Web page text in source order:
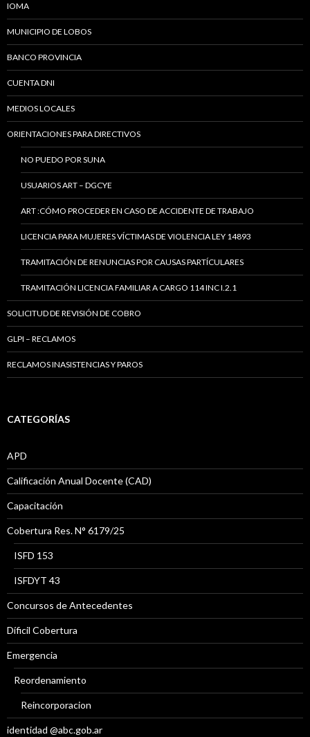
IOMA
MUNICIPIO DE LOBOS
BANCO PROVINCIA
CUENTA DNI
MEDIOS LOCALES
ORIENTACIONES PARA DIRECTIVOS
NO PUEDO POR SUNA
USUARIOS ART – DGCYE
ART :CÓMO PROCEDER EN CASO DE ACCIDENTE DE TRABAJO
LICENCIA PARA MUJERES VÍCTIMAS DE VIOLENCIA LEY 14893
TRAMITACIÓN DE RENUNCIAS POR CAUSAS PARTÍCULARES
TRAMITACIÓN LICENCIA FAMILIAR A CARGO 114 INC I.2.1
SOLICITUD DE REVISIÓN DE COBRO
GLPI – RECLAMOS
RECLAMOS INASISTENCIAS Y PAROS
CATEGORÍAS
APD
Calificación Anual Docente (CAD)
Capacitación
Cobertura Res. N° 6179/25
ISFD 153
ISFDYT 43
Concursos de Antecedentes
Díficil Cobertura
Emergencia
Reordenamiento
Reincorporacion
identidad @abc.gob.ar